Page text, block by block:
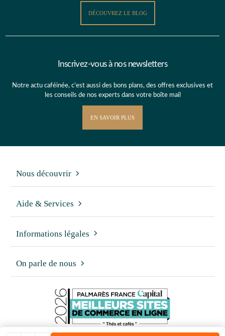
DÉCOUVREZ LE BLOG
Inscrivez-vous à nos newsletters
Notre actu caféinée, c’est aussi des bons plans, des offres exclusives et
les conseils de nos experts dans votre boîte mail
EN SAVOIR PLUS
Nous découvrir
Aide & Services
Informations légales
On parle de nous